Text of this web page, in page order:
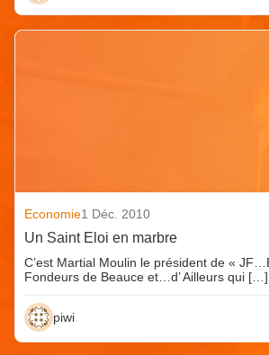
Economie1 Déc. 2010
Un Saint Eloi en marbre
C’est Martial Moulin le président de «
Fondeurs de Beauce et…d’ Ailleurs qui […]
piwi